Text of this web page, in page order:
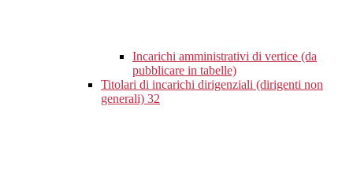
Incarichi amministrativi di vertice (da
pubblicare in tabelle)
Titolari di incarichi dirigenziali (dirigenti non
generali) 32